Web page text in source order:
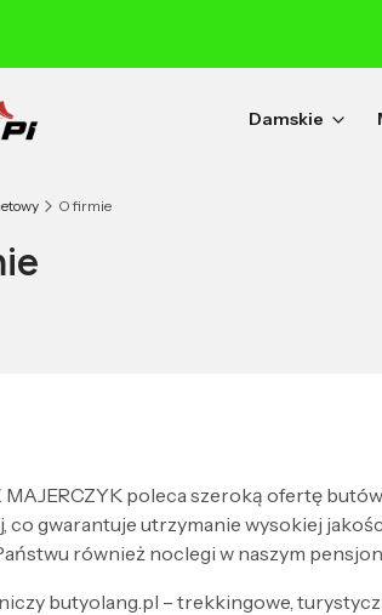
Damskie
O firmie
MAJERCZYK poleca szeroką ofertę
co gwarantuje utrzymanie wysokiej
również noclegi w naszym
butyolang.pl – trekkingowe,